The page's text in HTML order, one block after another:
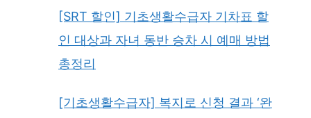
[SRT 할인] 기초생활수급자 기차표 할
인 대상과 자녀 동반 승차 시 예매 방법
총정리
[기초생활수급자] 복지로 신청 결과 ‘완